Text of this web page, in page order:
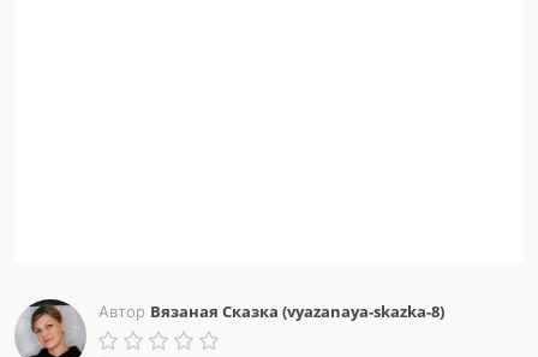
Автор Вязаная Сказка (vyazanaya-skazka-8)